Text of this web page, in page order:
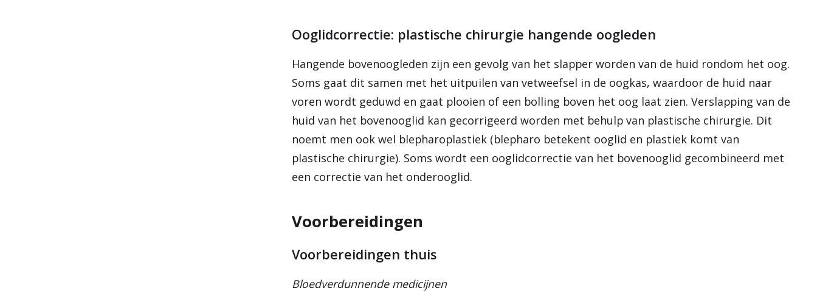
Ooglidcorrectie: plastische chirurgie hangende oogleden
Hangende bovenoogleden zijn een gevolg van het slapper worden van de huid rondom het oog.
Soms gaat dit samen met het uitpuilen van vetweefsel in de oogkas, waardoor de huid naar
voren wordt geduwd en gaat plooien of een bolling boven het oog laat zien. Verslapping van de
huid van het bovenooglid kan gecorrigeerd worden met behulp van plastische chirurgie. Dit
noemt men ook wel blepharoplastiek (blepharo betekent ooglid en plastiek komt van
plastische chirurgie). Soms wordt een ooglidcorrectie van het bovenooglid gecombineerd met
een correctie van het onderooglid.
Voorbereidingen
Voorbereidingen thuis
Bloedverdunnende medicijnen